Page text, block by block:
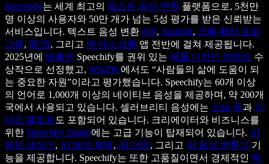
Speechify는 세계 최고의 텍스트 음성 변환 플랫폼으로, 5천만
명 이상의 사용자와 50만 개가 넘는 5성 평가를 받은 신뢰받는
서비스입니다. 텍스트 음성 변환 iOS, Android, 크롬 확장 프로
그램, 웹 앱, 그리고 맥 데스크톱 앱 전반에 걸쳐 제공됩니다.
2025년에 애플은 Speechify를 권위 있는 애플 디자인 어워드 수
상작으로 선정했고, WWDC에서도 “사람들의 삶에 도움이 되
는 중요한 자원”이라고 평가했습니다. Speechify는 60개 이상
의 언어로 1,000개 이상의 네이티브 음성을 제공하며, 약 200개
국에서 사용되고 있습니다. 셀러브리티 음성에는 스눕 독과 기
네스 팰트로 도 포함되어 있습니다. 크리에이터와 비즈니스를
위한 Speechify Studio에는 고급 기능이 탑재되어 있습니다. AI
음성 생성기 , AI 음성 복제 , AI 더빙, 그리고 AI 음성 변환기
기
능을 제공합니다. Speechify는 또한 고품질이면서 경제적인 텍